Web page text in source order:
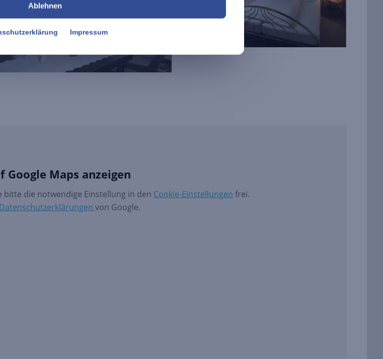
Ablehnen
Impressum
Google Maps anzeigen
bitte die notwendige Einstellung in den Cookie-Einstellungen frei.
Datenschutzerklärungen von Google.